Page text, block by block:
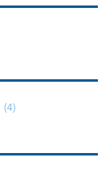
(4)